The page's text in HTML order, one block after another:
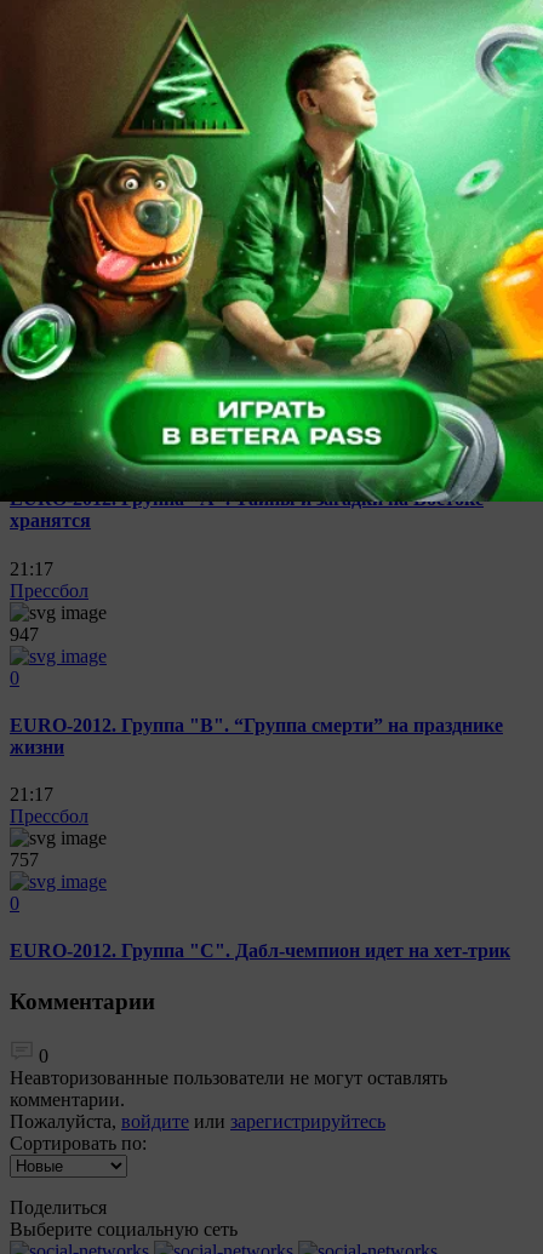
EURO-2012. Талисманы. Славек и Славко
Прессбол
0
EURO-2012. Мозаика. Доллары и EURO
21:17
Прессбол
EURO-2012. Группа "А". Тайны и загадки на Востоке
хранятся
21:17
Прессбол
947
0
EURO-2012. Группа "B". “Группа смерти” на празднике
жизни
21:17
Прессбол
757
0
EURO-2012. Группа "C". Дабл-чемпион идет на хет-трик
Комментарии
0
Неавторизованные пользователи не могут оставлять
комментарии.
Пожалуйста, войдите или зарегистрируйтесь
Сортировать по:
Поделиться
Выберите социальную сеть